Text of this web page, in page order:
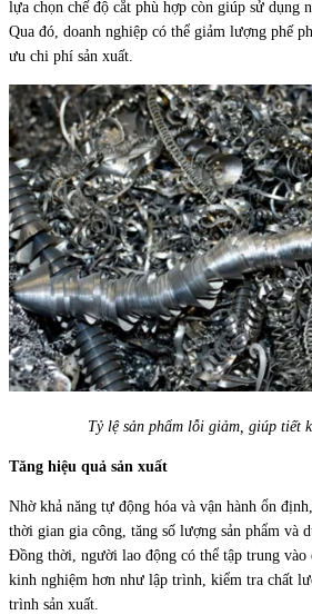
lựa chọn chế độ cắt phù hợp còn giúp sử dụng
Qua đó, doanh nghiệp có thể giảm lượng phế
ưu chi phí sản xuất.
Tỷ lệ sản phẩm lỗi giảm, giúp tiết
Tăng hiệu quả sản xuất
Nhờ khả năng tự động hóa và vận hành ổn
thời gian gia công, tăng số lượng sản phẩm và
Đồng thời, người lao động có thể tập trung vào
kinh nghiệm hơn như lập trình, kiểm tra chất
trình sản xuất.